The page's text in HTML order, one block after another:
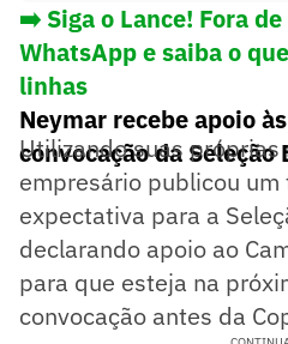
➡️ Siga o Lance! Fora
WhatsApp e saiba o
linhas
Neymar recebe apoio
convocação da Seleção
Utilizando suas próprias
empresário publicou
expectativa para a
declarando apoio ao
para que esteja na
convocação antes da